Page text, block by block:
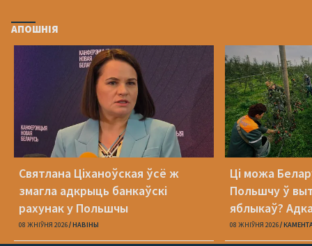
АПОШНІЯ
Святлана Ціханоўская ўсё ж
змагла адкрыць банкаўскі
рахунак у Польшчы
08 ЖНІЎНЯ 2026 НАВІНЫ
Ці можа
Польшчу ў
яблыкаў?
08 ЖНІЎНЯ 2026